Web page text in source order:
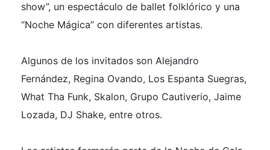
show”, un espectáculo de ballet folklórico y una
“Noche Mágica” con diferentes artistas.
Algunos de los invitados son Alejandro
Fernández, Regina Ovando, Los Espanta Suegras,
What Tha Funk, Skalon, Grupo Cautiverio, Jaime
Lozada, DJ Shake, entre otros.